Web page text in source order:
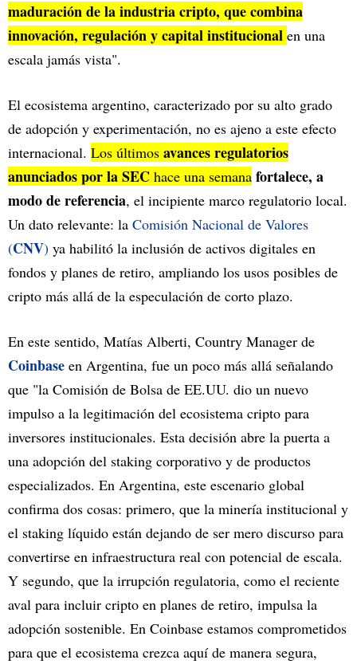
maduración de la industria cripto, que combina
innovación, regulación y capital institucional en una
escala jamás vista".
El ecosistema argentino, caracterizado por su alto grado
de adopción y experimentación, no es ajeno a este efecto
internacional. Los últimos avances regulatorios
anunciados por la SEC hace una semana fortalece, a
modo de referencia, el incipiente marco regulatorio local.
Un dato relevante: la Comisión Nacional de Valores
(CNV) ya habilitó la inclusión de activos digitales en
fondos y planes de retiro, ampliando los usos posibles de
cripto más allá de la especulación de corto plazo.
En este sentido, Matías Alberti, Country Manager de
Coinbase en Argentina, fue un poco más allá señalando
que "la Comisión de Bolsa de EE.UU. dio un nuevo
impulso a la legitimación del ecosistema cripto para
inversores institucionales. Esta decisión abre la puerta a
una adopción del staking corporativo y de productos
especializados. En Argentina, este escenario global
confirma dos cosas: primero, que la minería institucional y
el staking líquido están dejando de ser mero discurso para
convertirse en infraestructura real con potencial de escala.
Y segundo, que la irrupción regulatoria, como el reciente
aval para incluir cripto en planes de retiro, impulsa la
adopción sostenible. En Coinbase estamos comprometidos
para que el ecosistema crezca aquí de manera segura,